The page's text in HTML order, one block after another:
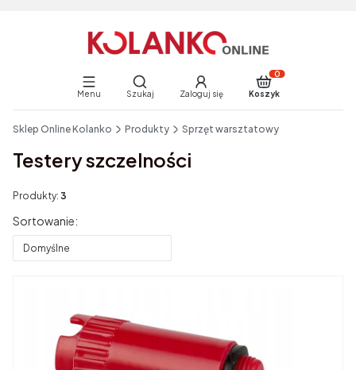
Menu
Otwórz wyszukiwarkę
Szukaj Zaloguj się
Produkty w
Koszyk
Sklep Online Kolanko Produkty Sprzęt warsztatowy
Testery szczelności
Produkty: 3
Lista produktów
Sortowanie:
Domyślne